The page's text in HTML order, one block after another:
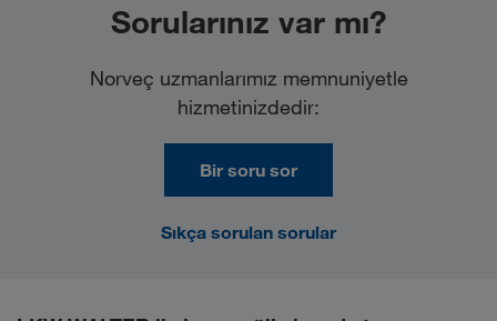
Sorularınız var mı?
Norveç uzmanlarımız memnuniyetle
hizmetinizdedir:
Bir soru sor
Sıkça sorulan sorular